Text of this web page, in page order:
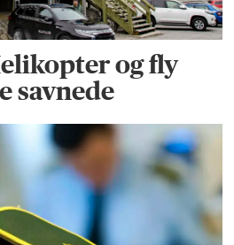
og fly
savnede